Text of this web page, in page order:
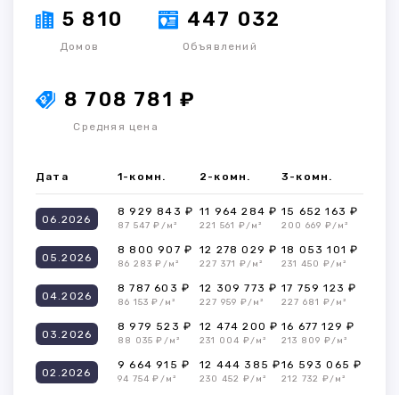
5 810
Домов
447 032
Объявлений
8 708 781 ₽
Средняя цена
Дата 1-комн. 2-комн. 3-комн.
06.2026
8 929 843 ₽
87 547 ₽/м²
11 964 284 ₽
221 561 ₽/м²
15 652 163 ₽
200 669 ₽/м²
05.2026
8 800 907 ₽
86 283 ₽/м²
12 278 029 ₽
227 371 ₽/м²
18 053 101 ₽
231 450 ₽/м²
04.2026
8 787 603 ₽
86 153 ₽/м²
12 309 773 ₽
227 959 ₽/м²
17 759 123 ₽
227 681 ₽/м²
03.2026
8 979 523 ₽
88 035 ₽/м²
12 474 200 ₽
231 004 ₽/м²
16 677 129 ₽
213 809 ₽/м²
02.2026
9 664 915 ₽
94 754 ₽/м²
12 444 385 ₽
230 452 ₽/м²
16 593 065 ₽
212 732 ₽/м²